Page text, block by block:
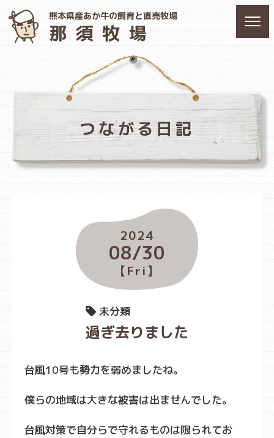
熊本県産あか牛の飼育と直売牧場
那須牧場
つながる日記
2024
08/30
【Fri】
未分類
過ぎ去りました
台風10号も勢力を弱めましたね。
僕らの地域は大きな被害は出ませんでした。
台風対策で自分らで守れるものは限られてお